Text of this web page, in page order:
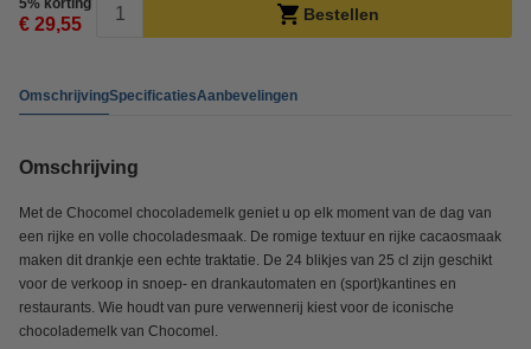
5% korting
€ 29,55 Bestellen
OmschrijvingSpecificatiesAanbevelingen
Omschrijving
Met de Chocomel chocolademelk geniet u op elk moment van de dag van
een rijke en volle chocoladesmaak. De romige textuur en rijke cacaosmaak
maken dit drankje een echte traktatie. De 24 blikjes van 25 cl zijn geschikt
voor de verkoop in snoep- en drankautomaten en (sport)kantines en
restaurants. Wie houdt van pure verwennerij kiest voor de iconische
chocolademelk van Chocomel.